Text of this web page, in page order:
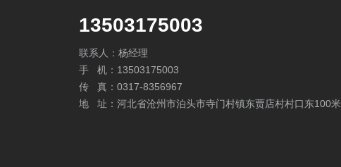
13503175003
联系人：杨经理
手 机：13503175003
传 真：0317-8356967
地 址：河北省沧州市泊头市寺门村镇东贾店村村口东100米